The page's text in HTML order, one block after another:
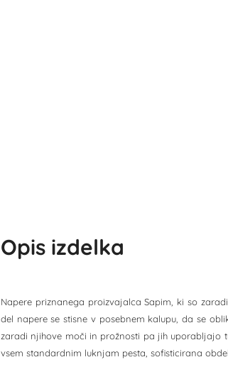
Opis izdelka
Napere priznanega proizvajalca Sapim, ki so
del napere se stisne v posebnem kalupu, da se
zaradi njihove moči in prožnosti pa jih uporabljajo
vsem standardnim luknjam pesta, sofisticirana